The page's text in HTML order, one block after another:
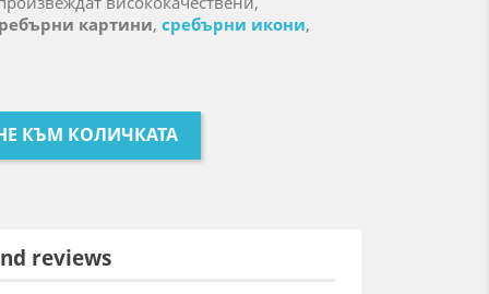
картини, сребърни икони,
КЪМ КОЛИЧКАТА
reviews